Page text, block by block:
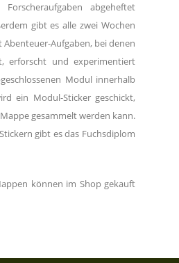
abgeheftet
gibt es alle zwei Wochen
Aufgaben, bei denen
erforscht und experimentiert
Modul innerhalb
ein Modul-Sticker geschickt,
gesammelt werden kann.
gibt es das Fuchsdiplom
können im Shop gekauft